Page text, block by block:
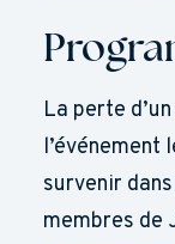
La perte
l’événement
survenir
membres de